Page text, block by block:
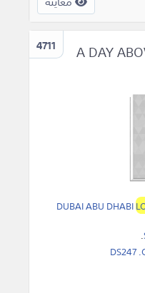
4711
A DAY
DUBAI ABU DHABI
.
DS247